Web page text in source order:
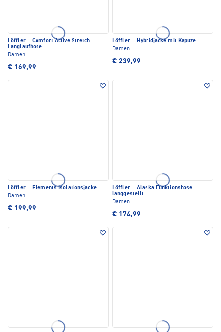
Löffler · Comfort Active Stretch
Langlaufhose
Damen
€ 169,99
Löffler · Hybridjacke mit Kapuze
Damen
€ 239,99
Löffler · Elements Isolationsjacke
Damen
€ 199,99
Löffler · Alaska Funktionshose
langgestellt
Damen
€ 174,99